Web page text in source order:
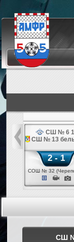
СШ № 6
СШ № 13
2 - 1
СОШ № 32
СШ